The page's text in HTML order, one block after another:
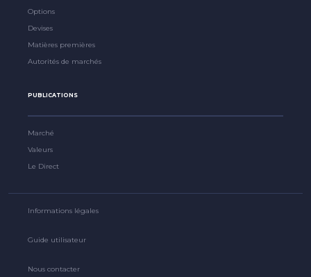
Options
Devises
Matières premières
Autorités de marchés
PUBLICATIONS
Marché
Valeurs
Le Direct
Informations légales
Guide utilisateur
Nous contacter